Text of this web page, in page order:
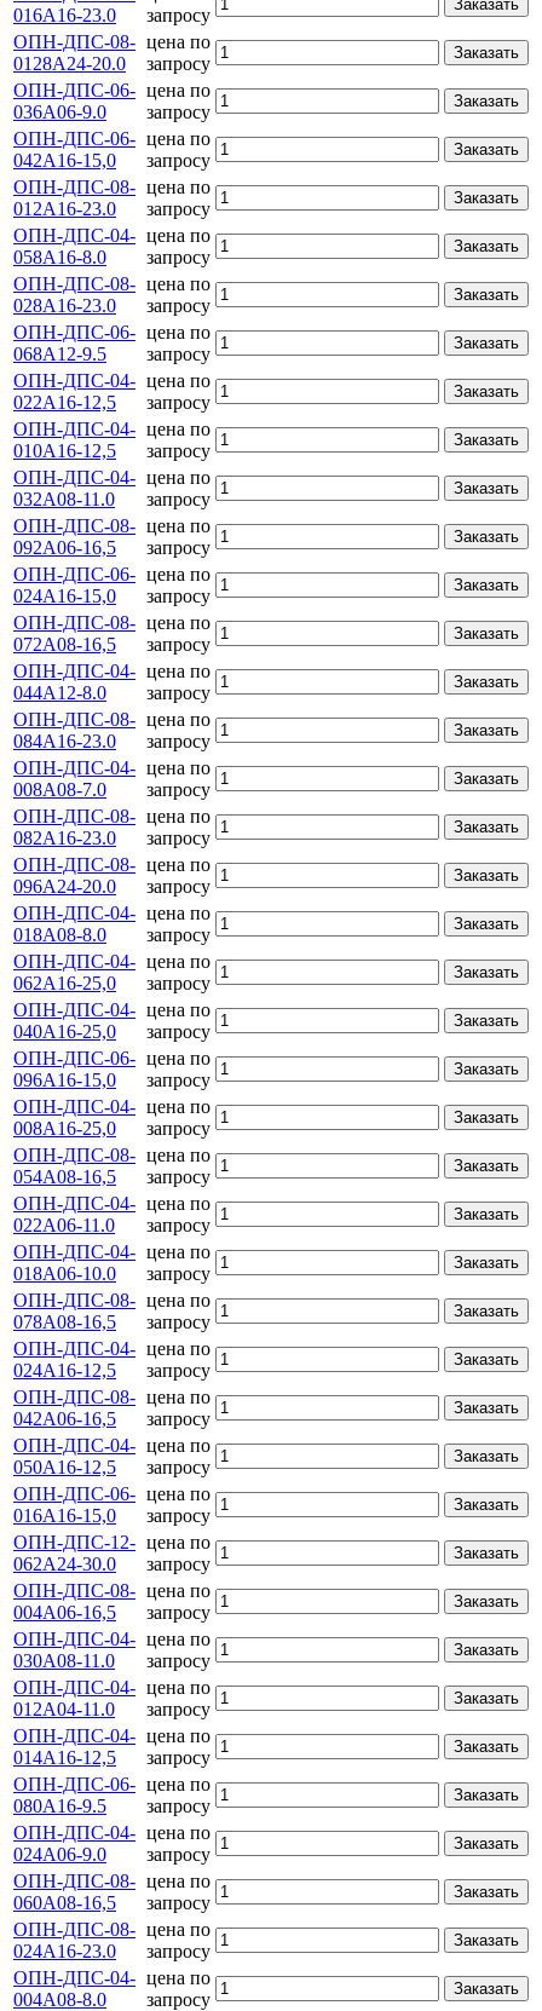
016А16-23.0
запросу
Заказать
ОПН-ДПС-08-
0128А24-20.0
цена по
запросу
Заказать
ОПН-ДПС-06-
036А06-9.0
цена по
запросу
Заказать
ОПН-ДПС-06-
042А16-15,0
цена по
запросу
Заказать
ОПН-ДПС-08-
012А16-23.0
цена по
запросу
Заказать
ОПН-ДПС-04-
058А16-8.0
цена по
запросу
Заказать
ОПН-ДПС-08-
028А16-23.0
цена по
запросу
Заказать
ОПН-ДПС-06-
068А12-9.5
цена по
запросу
Заказать
ОПН-ДПС-04-
022А16-12,5
цена по
запросу
Заказать
ОПН-ДПС-04-
010А16-12,5
цена по
запросу
Заказать
ОПН-ДПС-04-
032А08-11.0
цена по
запросу
Заказать
ОПН-ДПС-08-
092А06-16,5
цена по
запросу
Заказать
ОПН-ДПС-06-
024А16-15,0
цена по
запросу
Заказать
ОПН-ДПС-08-
072А08-16,5
цена по
запросу
Заказать
ОПН-ДПС-04-
044А12-8.0
цена по
запросу
Заказать
ОПН-ДПС-08-
084А16-23.0
цена по
запросу
Заказать
ОПН-ДПС-04-
008А08-7.0
цена по
запросу
Заказать
ОПН-ДПС-08-
082А16-23.0
цена по
запросу
Заказать
ОПН-ДПС-08-
096А24-20.0
цена по
запросу
Заказать
ОПН-ДПС-04-
018А08-8.0
цена по
запросу
Заказать
ОПН-ДПС-04-
062А16-25,0
цена по
запросу
Заказать
ОПН-ДПС-04-
040А16-25,0
цена по
запросу
Заказать
ОПН-ДПС-06-
096А16-15,0
цена по
запросу
Заказать
ОПН-ДПС-04-
008А16-25,0
цена по
запросу
Заказать
ОПН-ДПС-08-
054А08-16,5
цена по
запросу
Заказать
ОПН-ДПС-04-
022А06-11.0
цена по
запросу
Заказать
ОПН-ДПС-04-
018А06-10.0
цена по
запросу
Заказать
ОПН-ДПС-08-
078А08-16,5
цена по
запросу
Заказать
ОПН-ДПС-04-
024А16-12,5
цена по
запросу
Заказать
ОПН-ДПС-08-
042А06-16,5
цена по
запросу
Заказать
ОПН-ДПС-04-
050А16-12,5
цена по
запросу
Заказать
ОПН-ДПС-06-
016А16-15,0
цена по
запросу
Заказать
ОПН-ДПС-12-
062А24-30.0
цена по
запросу
Заказать
ОПН-ДПС-08-
004А06-16,5
цена по
запросу
Заказать
ОПН-ДПС-04-
030А08-11.0
цена по
запросу
Заказать
ОПН-ДПС-04-
012А04-11.0
цена по
запросу
Заказать
ОПН-ДПС-04-
014А16-12,5
цена по
запросу
Заказать
ОПН-ДПС-06-
080А16-9.5
цена по
запросу
Заказать
ОПН-ДПС-04-
024А06-9.0
цена по
запросу
Заказать
ОПН-ДПС-08-
060А08-16,5
цена по
запросу
Заказать
ОПН-ДПС-08-
024А16-23.0
цена по
запросу
Заказать
ОПН-ДПС-04-
004А08-8.0
цена по
запросу
Заказать